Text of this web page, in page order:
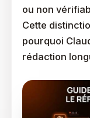
ou non
Cette
pourquoi
rédaction